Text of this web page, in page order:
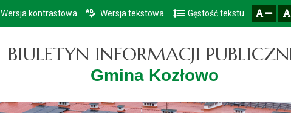
Przejdź do głównego menu
Przejdź do treści
Przejdź do mapy serwisu
Wersja kontrastowa Wersja tekstowa Gęstość tekstu
BIULETYN INFORMACJI
Gmina Kozłowo